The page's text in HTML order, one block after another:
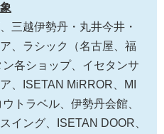
三越伊勢丹・丸井今井・
、ラシック（名古屋、福
各ショップ、イセタンサ
、ISETAN MiRROR、MI
トラベル、伊勢丹会館、
イング、ISETAN DOOR、